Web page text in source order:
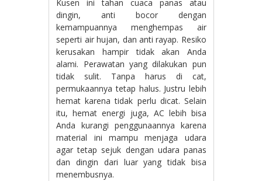
Kusen ini tahan cuaca panas atau
dingin, anti bocor dengan
kemampuannya menghempas air
seperti air hujan, dan anti rayap. Resiko
kerusakan hampir tidak akan Anda
alami. Perawatan yang dilakukan pun
tidak sulit. Tanpa harus di cat,
permukaannya tetap halus. Justru lebih
hemat karena tidak perlu dicat. Selain
itu, hemat energi juga, AC lebih bisa
Anda kurangi penggunaannya karena
material ini mampu menjaga udara
agar tetap sejuk dengan udara panas
dan dingin dari luar yang tidak bisa
menembusnya.